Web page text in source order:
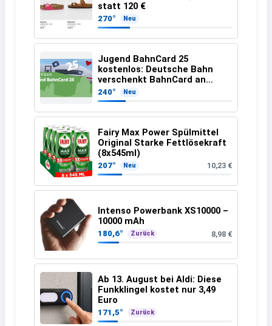
statt 120 €
270° Neu
Jugend BahnCard 25
kostenlos: Deutsche Bahn
verschenkt BahnCard an
Kinder und Jugendliche
240° Neu
Fairy Max Power Spülmittel
Original Starke Fettlösekraft
(8x545ml)
207° Neu 10,23 €
Intenso Powerbank XS10000 –
10000 mAh
180,6° Zurück 8,98 €
Ab 13. August bei Aldi: Diese
Funkklingel kostet nur 3,49
Euro
171,5° Zurück